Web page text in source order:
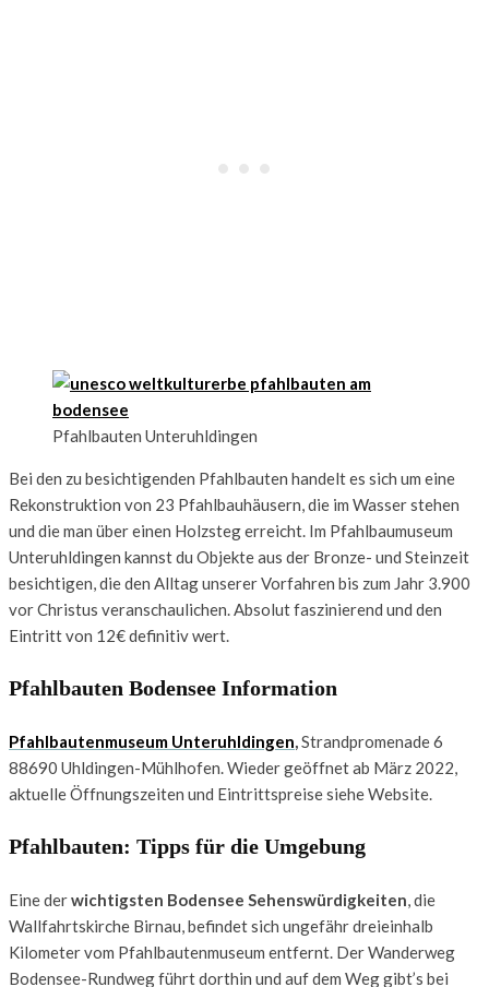
Pfahlbauten Unteruhldingen
Bei den zu besichtigenden Pfahlbauten handelt es sich um eine
Rekonstruktion von 23 Pfahlbauhäusern, die im Wasser stehen
und die man über einen Holzsteg erreicht. Im Pfahlbaumuseum
Unteruhldingen kannst du Objekte aus der Bronze- und Steinzeit
besichtigen, die den Alltag unserer Vorfahren bis zum Jahr 3.900
vor Christus veranschaulichen. Absolut faszinierend und den
Eintritt von 12€ definitiv wert.
Pfahlbauten Bodensee Information
Pfahlbautenmuseum Unteruhldingen,Strandpromenade 6
88690 Uhldingen-Mühlhofen. Wieder geöffnet ab März 2022,
aktuelle Öffnungszeiten und Eintrittspreise siehe Website.
Pfahlbauten: Tipps für die Umgebung
Eine derwichtigsten Bodensee Sehenswürdigkeiten, die
Wallfahrtskirche Birnau, befindet sich ungefähr dreieinhalb
Kilometer vom Pfahlbautenmuseum entfernt. Der Wanderweg
Bodensee-Rundweg führt dorthin und auf dem Weg gibt’s bei